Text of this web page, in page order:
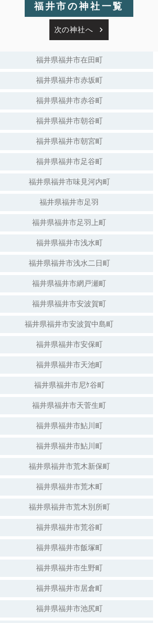
福井市の神社一覧
次の神社へ
福井県福井市在田町
福井県福井市赤坂町
福井県福井市赤谷町
福井県福井市朝谷町
福井県福井市朝宮町
福井県福井市足谷町
福井県福井市味見河内町
福井県福井市足羽
福井県福井市足羽上町
福井県福井市浅水町
福井県福井市浅水二日町
福井県福井市網戸瀬町
福井県福井市安波賀町
福井県福井市安波賀中島町
福井県福井市安保町
福井県福井市天池町
福井県福井市尼ｹ谷町
福井県福井市天菅生町
福井県福井市鮎川町
福井県福井市鮎川町
福井県福井市荒木新保町
福井県福井市荒木町
福井県福井市荒木別所町
福井県福井市荒谷町
福井県福井市飯塚町
福井県福井市生野町
福井県福井市居倉町
福井県福井市池尻町